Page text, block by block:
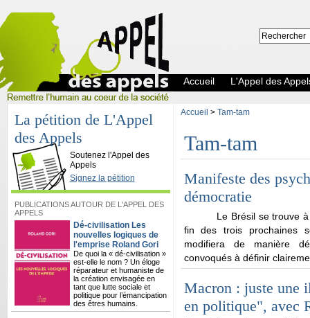
L'Appel des Appels
Accueil L'Appel des
La pétition de L'Appel
des Appels
Soutenez l'Appel des
Appels
Signez la pétition
PUBLICATIONS AUTOUR DE L'APPEL DES
APPELS
Dé-civilisation Les
nouvelles logiques de
l'emprise Roland Gori
De quoi la « dé-civilisation »
est-elle le nom ? Un éloge
réparateur et humaniste de
la création envisagée en
tant que lutte sociale et
politique pour l’émancipation
des êtres humains.
Accueil > Tam-tam
Tam-tam
Manifeste des
démocratie
Le Brésil se trouve
fin des trois prochaines
modifiera de manière
convoqués à définir
Macron : juste une
en politique", avec